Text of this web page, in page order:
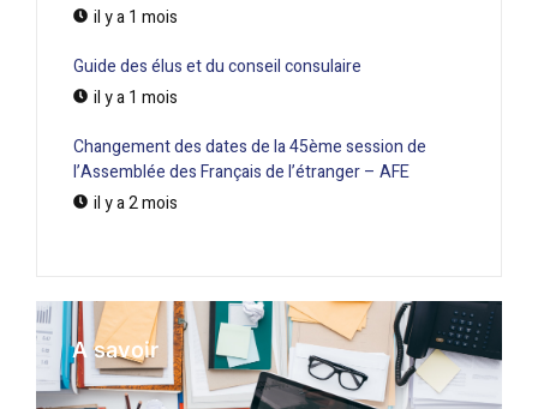
il y a 1 mois
Guide des élus et du conseil consulaire
il y a 1 mois
Changement des dates de la 45ème session de
l’Assemblée des Français de l’étranger – AFE
il y a 2 mois
A savoir